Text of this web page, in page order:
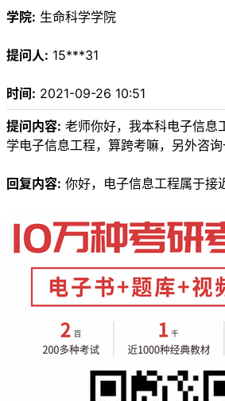
学院: 生命科学学院
提问人: 15***31
时间: 2021-09-26 10:51
提问内容: 老师你好，我本科电子信息
学电子信息工程，算跨考嘛，另外咨
回复内容: 你好，电子信息工程属于接